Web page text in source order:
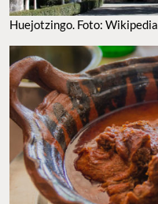
Huejotzingo. Foto: Wikipedia